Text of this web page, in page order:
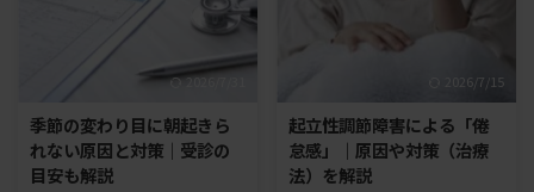
2026/7/31
季節の変わり目に朝起きら
れない原因と対策｜受診の
目安も解説
2026/7/15
起立性調節障害による「倦
怠感」｜原因や対策（治療
法）を解説